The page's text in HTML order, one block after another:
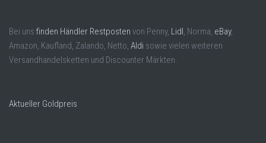
Bei uns finden Händler Restposten von Penny, Lidl , Norma, eBay,
Amazon, Kaufland, Zalando, Netto, Aldi sowie vielen weiteren
Versandhandelsketten und Discounter Märkten.
Aktueller Goldpreis